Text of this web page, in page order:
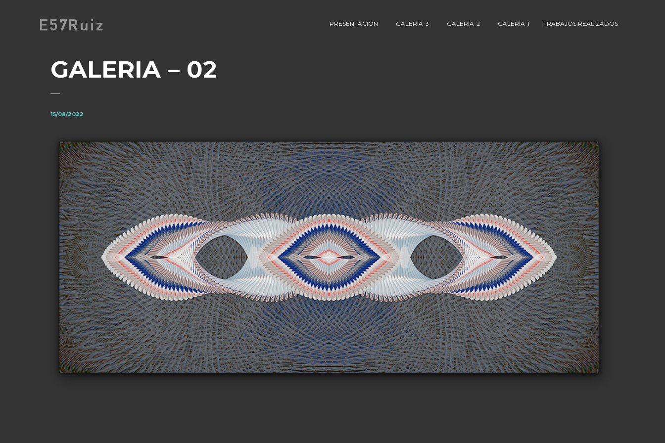
PRESENTACIÓN GALERÍA-3 GALERÍA-2 GALERÍA-1 TRABAJOS REALIZADOS
GALERIA – 02
15/08/2022